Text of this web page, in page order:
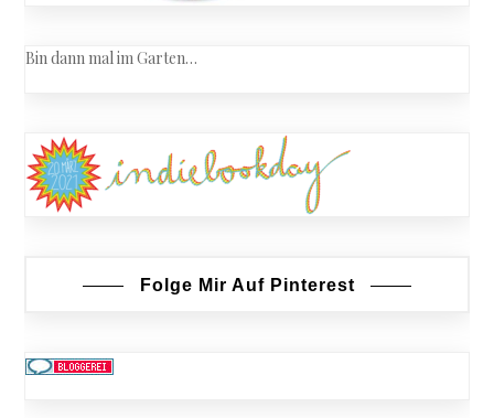
Bin dann mal im Garten…
Folge Mir Auf Pinterest